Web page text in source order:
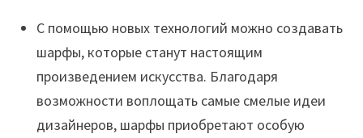
С помощью новых технологий можно создавать
шарфы, которые станут настоящим
произведением искусства. Благодаря
возможности воплощать самые смелые идеи
дизайнеров, шарфы приобретают особую